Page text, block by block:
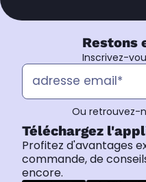
Restons
Inscrivez-
Ou retrouvez-
Téléchargez
Profitez d'avantages
commande, de
encore.